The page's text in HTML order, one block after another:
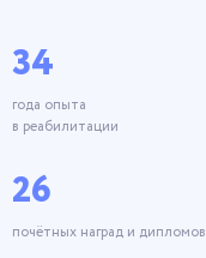
34
года опыта
в реабилитации
26
почётных наград и дипломов